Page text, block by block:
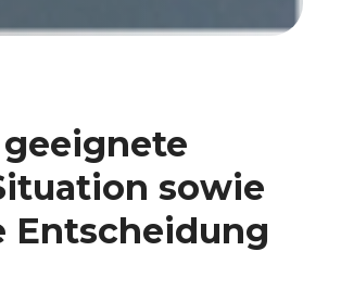
sowie
Entscheidung